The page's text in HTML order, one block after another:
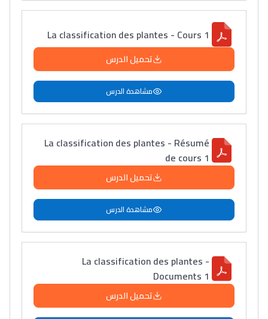
La classification des plantes - Cours 1
تحميل الدرس
مشاهدة الدرس
La classification des plantes - Résumé
de cours 1
تحميل الدرس
مشاهدة الدرس
La classification des plantes -
Documents 1
تحميل الدرس